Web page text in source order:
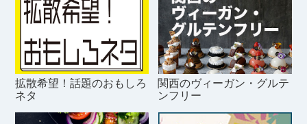
拡散希望！話題のおもしろ
ネタ
関西のヴィーガン・グルテ
ンフリー